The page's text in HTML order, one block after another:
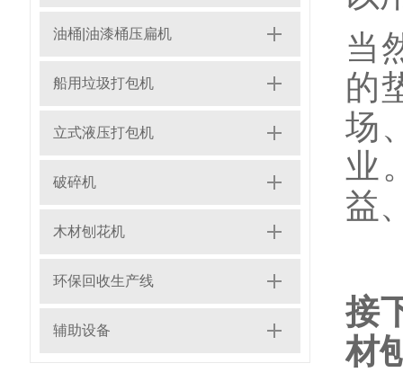
油桶|油漆桶压扁机
船用垃圾打包机
立式液压打包机
破碎机
木材刨花机
环保回收生产线
辅助设备
当
的
场
业
益
接
材